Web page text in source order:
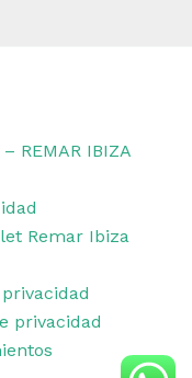
REMAR IBIZA
Remar Ibiza
privacidad